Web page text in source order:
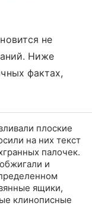
не
Ниже
фактах,
плоские
на них текст
палочек.
и
ящики,
клинописные